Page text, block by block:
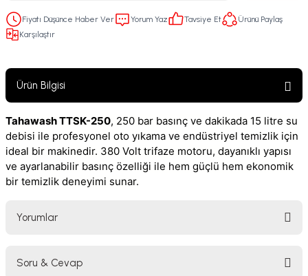
Fiyatı Düşünce Haber Ver Yorum Yaz Tavsiye Et
Ürünü Paylaş
Karşılaştır
Ürün Bilgisi
Tahawash TTSK-250, 250 bar basınç ve dakikada 15 litre su
debisi ile profesyonel oto yıkama ve endüstriyel temizlik için
ideal bir makinedir. 380 Volt trifaze motoru, dayanıklı yapısı
ve ayarlanabilir basınç özelliği ile hem güçlü hem ekonomik
bir temizlik deneyimi sunar.
Yorumlar
Soru & Cevap